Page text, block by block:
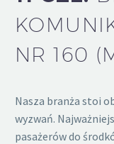
NR 160
Nasza branża stoi
wyzwań.
pasażerów do